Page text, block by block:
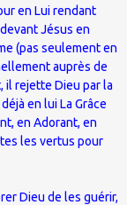
en Lui rendant
Jésus en
(pas seulement en
auprès de
il rejette Dieu par la
en lui La Grâce
en Adorant, en
les vertus pour
Dieu de les guérir,